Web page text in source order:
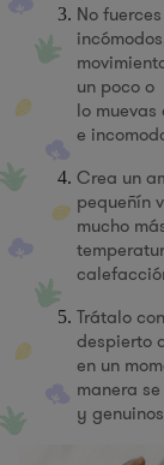
No
un poco o
lo
e
Crea un
pequeñín
mucho
Trátalo
despierto
en un
manera
y